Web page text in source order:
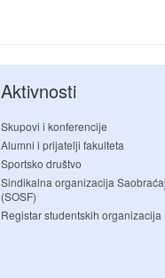
Aktivnosti
Skupovi i konferencije
Alumni i prijatelji fakulteta
Sportsko društvo
Sindikalna organizacija
(SOSF)
Registar studentskih organizacija